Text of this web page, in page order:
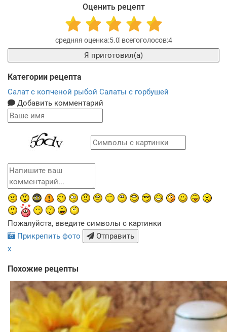
Оценить рецепт
5.0 4
Я приготовил(а)
Категории рецепта
Салат с копченой рыбой Салаты с горбушей
Добавить комментарий
Пожалуйста, введите символы с картинки
Прикрепить фото
Отправить
x
Похожие рецепты